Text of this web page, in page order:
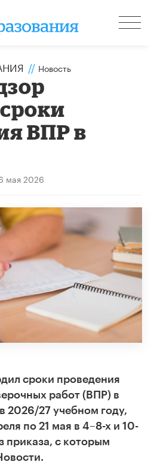
// Новость
ВПР в
мая 2026
сроки проведения
работ (ВПР) в
2026/27 учебном году,
по 21 мая в 4–8-х и 10-
приказа, с которым